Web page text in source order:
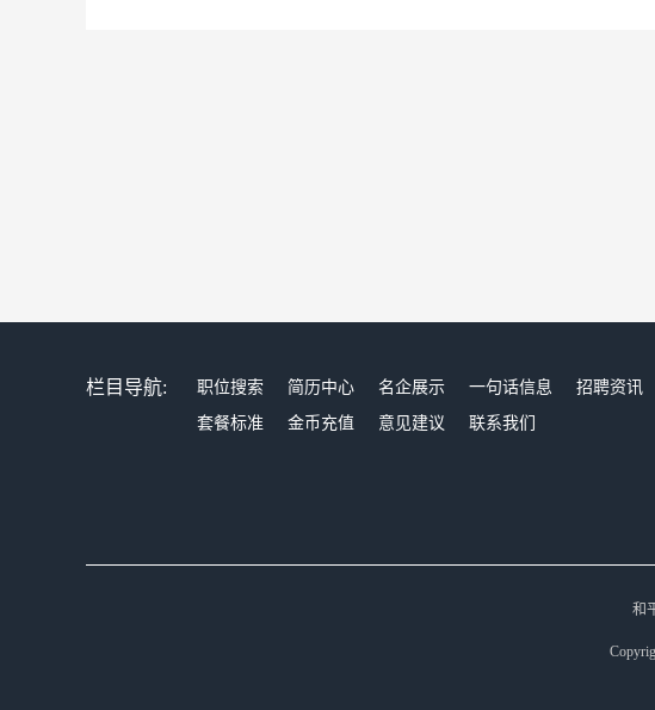
栏目导航: 职位搜索 简历中心 名企展示 一句话信息 招聘资讯
套餐标准
金币充值 意见建议 联系我们
和